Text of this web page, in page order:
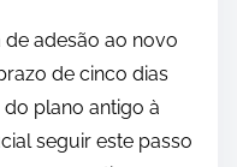
adesão ao novo
de cinco dias
plano antigo à
seguir este passo